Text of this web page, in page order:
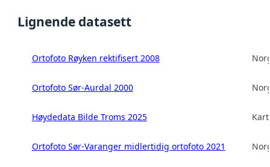
Lignende datasett
Ortofoto Røyken rektifisert 2008
Ortofoto Sør-Aurdal 2000
Høydedata Bilde Troms 2025
Ortofoto Sør-Varanger midlertidig ortofoto 2021